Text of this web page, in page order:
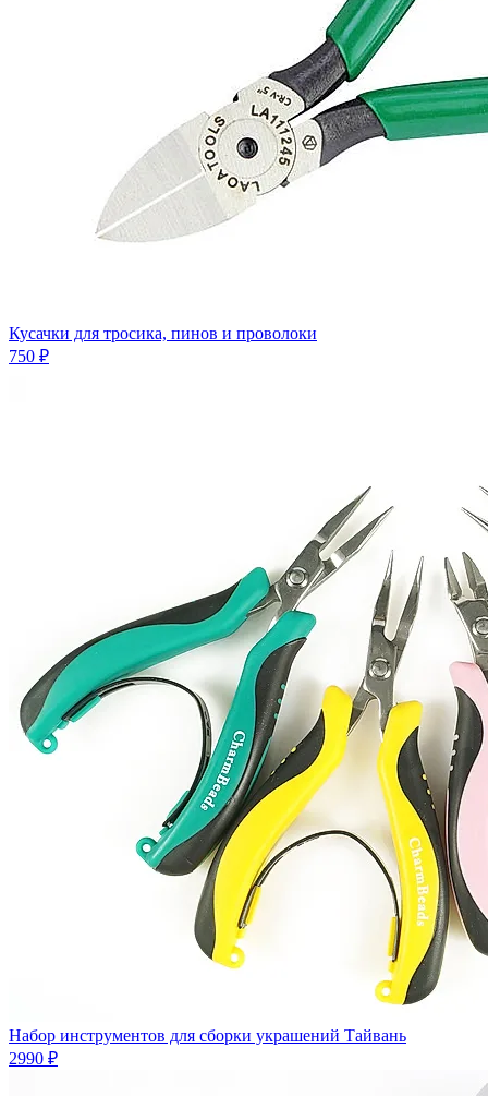
Кусачки для тросика, пинов и проволоки
750 ₽
Набор инструментов для сборки украшений Тайвань
2990 ₽